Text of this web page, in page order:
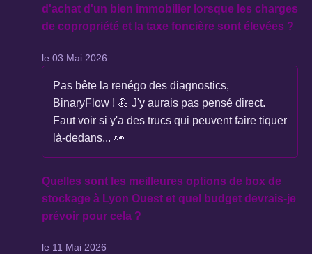
d'achat d'un bien immobilier lorsque les charges
de copropriété et la taxe foncière sont élevées ?
le 03 Mai 2026
Pas bête la renégo des diagnostics,
BinaryFlow ! 💪 J'y aurais pas pensé direct.
Faut voir si y'a des trucs qui peuvent faire tiquer
là-dedans... 👀
Quelles sont les meilleures options de box de
stockage à Lyon Ouest et quel budget devrais-je
prévoir pour cela ?
le 11 Mai 2026